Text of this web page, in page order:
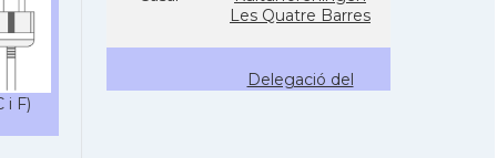
i F)
Les Quatre Barres
Delegació del